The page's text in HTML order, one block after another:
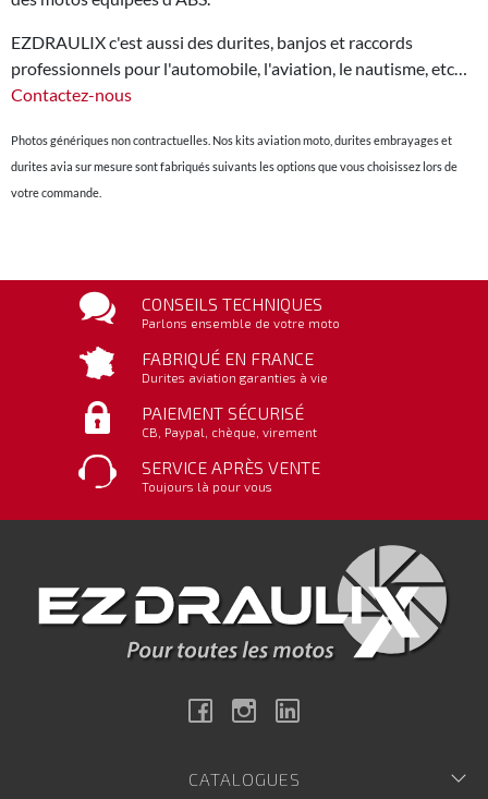
EZDRAULIX c'est aussi des durites, banjos et raccords
professionnels pour l'automobile, l'aviation, le nautisme, etc…
Contactez-nous
Photos génériques non contractuelles. Nos kits aviation moto, durites embrayages et
durites avia sur mesure sont fabriqués suivants les options que vous choisissez lors de
votre commande.
CONSEILS TECHNIQUES
Parlons ensemble de votre moto
FABRIQUÉ EN FRANCE
Durites aviation garanties à vie
PAIEMENT SÉCURISÉ
CB, Paypal, chèque, virement
SERVICE APRÈS VENTE
Toujours là pour vous
FacebookInstagram
CATALOGUES